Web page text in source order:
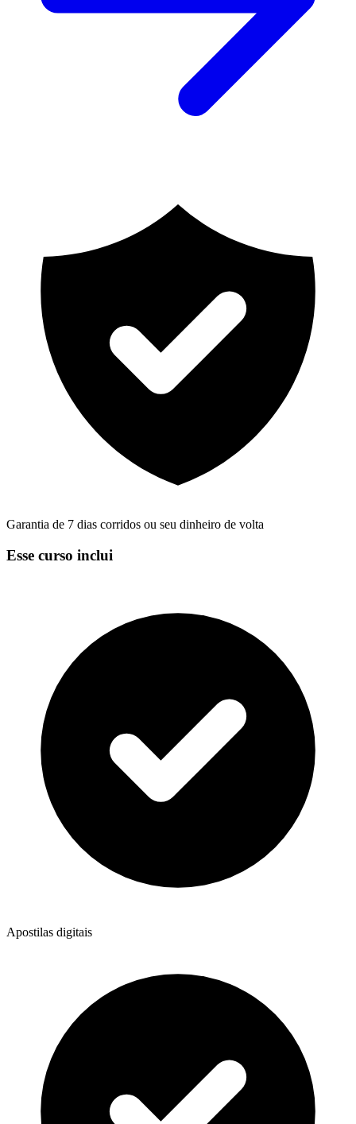
Garantia de 7 dias corridos ou seu dinheiro de volta
Esse curso inclui
Apostilas digitais